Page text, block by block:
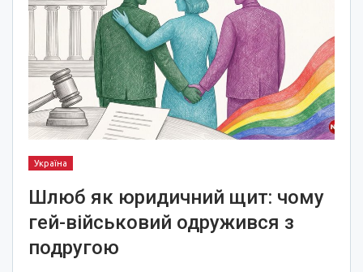
Україна
Шлюб як юридичний щит: чому
гей-військовий одружився з
подругою